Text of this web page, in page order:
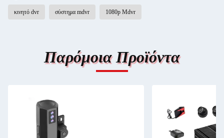
κινητό dvr σύστημα mdvr 1080p Mdvr
Παρόμοια Προϊόντα